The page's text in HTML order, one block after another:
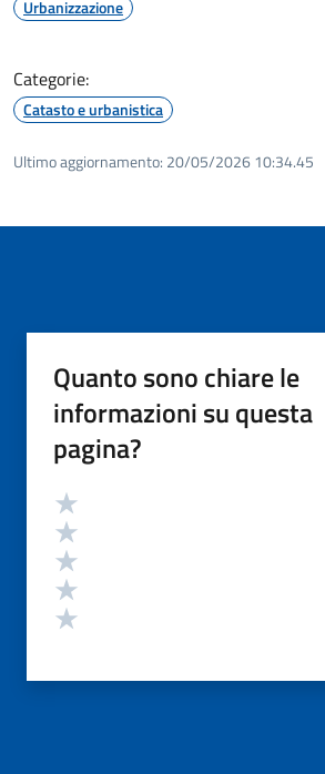
Urbanizzazione
Categorie:
Catasto e urbanistica
Ultimo aggiornamento: 20/05/2026 10:34.45
Quanto sono chiare le
informazioni su questa
pagina?
Valutazione